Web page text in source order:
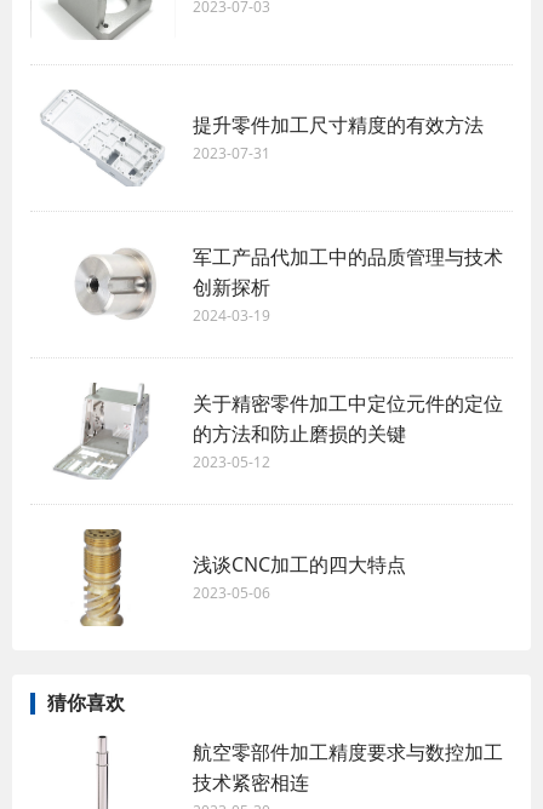
2023-07-03
提升零件加工尺寸精度的有效方法
2023-07-31
军工产品代加工中的品质管理与技术
创新探析
2024-03-19
关于精密零件加工中定位元件的定位
的方法和防止磨损的关键
2023-05-12
浅谈CNC加工的四大特点
2023-05-06
猜你喜欢
航空零部件加工精度要求与数控加工
技术紧密相连